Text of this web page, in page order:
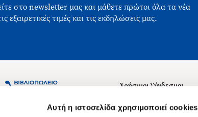
Αυτή η ιστοσελίδα χρησιμοποιεί cookies
στο newsletter μας και μάθετε πρώτοι όλα τα νέα
εξαιρετικές τιμές και τις εκδηλώσεις μας.
1-3, Αθήνα 106 79
Χρήσιμοι Σύνδεσμοι
Σχετικά με εμάς